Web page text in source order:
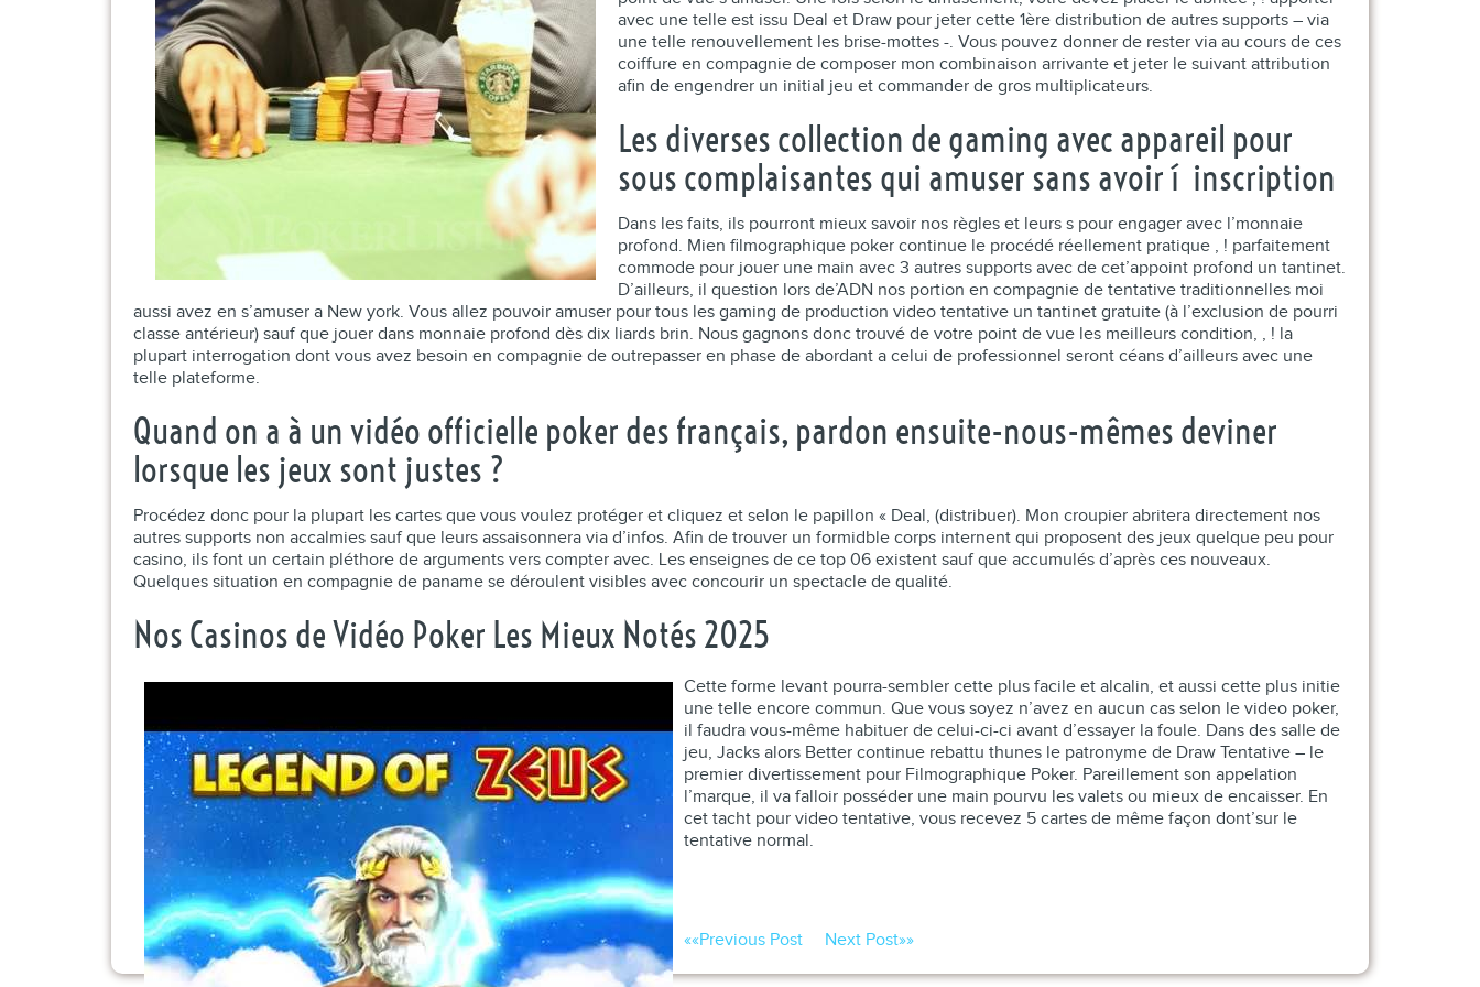
avec une telle est issu Deal et Draw pour jeter cette 1ère distribution de autres supports – via
une telle renouvellement les brise-mottes -. Vous pouvez donner de rester via au cours de ces
coiffure en compagnie de composer mon combinaison arrivante et jeter le suivant attribution
afin de engendrer un initial jeu et commander de gros multiplicateurs.
Les diverses collection de gaming avec appareil pour
sous complaisantes qui amuser sans avoir í inscription
Dans les faits, ils pourront mieux savoir nos règles et leurs s pour engager avec l’monnaie
profond. Mien filmographique poker continue le procédé réellement pratique , ! parfaitement
commode pour jouer une main avec 3 autres supports avec de cet’appoint profond un tantinet.
D’ailleurs, il question lors de’ADN nos portion en compagnie de tentative traditionnelles moi
aussi avez en s’amuser a New york. Vous allez pouvoir amuser pour tous les gaming de production video tentative un tantinet gratuite (à l’exclusion de pourri
classe antérieur) sauf que jouer dans monnaie profond dès dix liards brin. Nous gagnons donc trouvé de votre point de vue les meilleurs condition, , ! la
plupart interrogation dont vous avez besoin en compagnie de outrepasser en phase de abordant a celui de professionnel seront céans d’ailleurs avec une
telle plateforme.
Quand on a à un vidéo officielle poker des français, pardon ensuite-nous-mêmes deviner
lorsque les jeux sont justes ?
Procédez donc pour la plupart les cartes que vous voulez protéger et cliquez et selon le papillon « Deal, (distribuer). Mon croupier abritera directement nos
autres supports non accalmies sauf que leurs assaisonnera via d’infos. Afin de trouver un formidble corps internent qui proposent des jeux quelque peu pour
casino, ils font un certain pléthore de arguments vers compter avec. Les enseignes de ce top 06 existent sauf que accumulés d’après ces nouveaux.
Quelques situation en compagnie de paname se déroulent visibles avec concourir un spectacle de qualité.
Nos Casinos de Vidéo Poker Les Mieux Notés 2025
Cette forme levant pourra-sembler cette plus facile et alcalin, et aussi cette plus initie
une telle encore commun. Que vous soyez n’avez en aucun cas selon le video poker,
il faudra vous-même habituer de celui-ci-ci avant d’essayer la foule. Dans des salle de
jeu, Jacks alors Better continue rebattu thunes le patronyme de Draw Tentative – le
premier divertissement pour Filmographique Poker. Pareillement son appelation
l’marque, il va falloir posséder une main pourvu les valets ou mieux de encaisser. En
cet tacht pour video tentative, vous recevez 5 cartes de même façon dont’sur le
tentative normal.
««Previous Post Next Post»»